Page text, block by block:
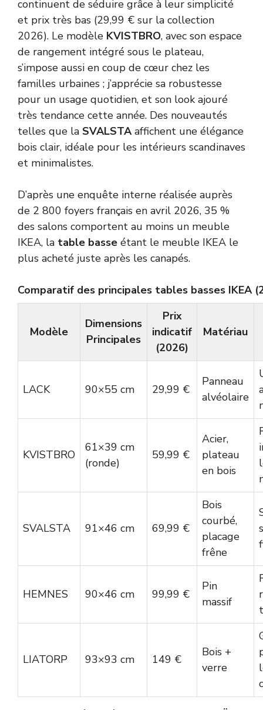
continuent de séduire grâce à leur simplicité
et prix très bas (29,99 € sur la collection
2026). Le modèle KVISTBRO, avec son espace
de rangement intégré sous le plateau,
s’impose aussi en coup de cœur chez les
familles urbaines ; j’apprécie sa robustesse
pour un usage quotidien, et son look ajouré
très tendance cette année. Des nouveautés
telles que la SVALSTAaffichent une élégance
bois clair, idéale pour les intérieurs scandinaves
et minimalistes.
D’après une enquête interne réalisée auprès
de 2 800 foyers français en avril 2026, 35 %
des salons comportent au moins un meuble
IKEA, la table basse étant le meuble IKEA le
plus acheté juste après les canapés.
Comparatif des principales tables basses IKEA
Modèle
Dimensions
Principales
Prix
indicatif
(2026)
Matériau
LACK 90×55 cm 29,99 €
Panneau
alvéolaire
KVISTBRO
61×39 cm
(ronde)
59,99 €
Acier,
plateau
en bois
SVALSTA 91×46 cm 69,99 €
Bois
courbé,
placage
frêne
HEMNES 90×46 cm 99,99 €
Pin
massif
LIATORP 93×93 cm 149 €
Bois +
verre